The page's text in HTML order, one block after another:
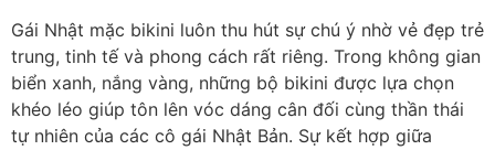
Gái Nhật mặc bikini luôn thu hút sự chú ý nhờ vẻ đẹp trẻ
trung, tinh tế và phong cách rất riêng. Trong không gian
biển xanh, nắng vàng, những bộ bikini được lựa chọn
khéo léo giúp tôn lên vóc dáng cân đối cùng thần thái
tự nhiên của các cô gái Nhật Bản. Sự kết hợp giữa